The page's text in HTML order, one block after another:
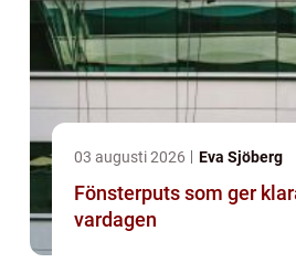
03 augusti 2026 Eva Sjöberg
Fönsterputs som ger
vardagen